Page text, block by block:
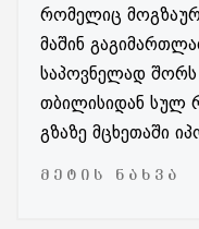
რომელიც
მაშინ
საპოვნელად შორს
თბილისიდან სულ
გზაზე მცხეთაში
ᲛᲔᲢᲘᲡ ᲜᲐᲮᲕᲐ